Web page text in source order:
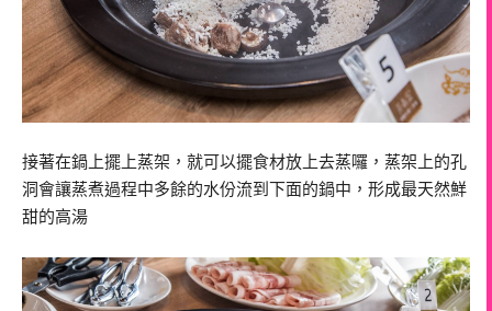
接著在鍋上擺上蒸架，就可以擺食材放上去蒸囉，蒸架上的孔
洞會讓蒸煮過程中多餘的水份流到下面的鍋中，形成最天然鮮
甜的高湯